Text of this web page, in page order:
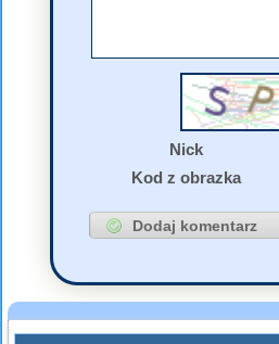
Nick
Kod z obrazka